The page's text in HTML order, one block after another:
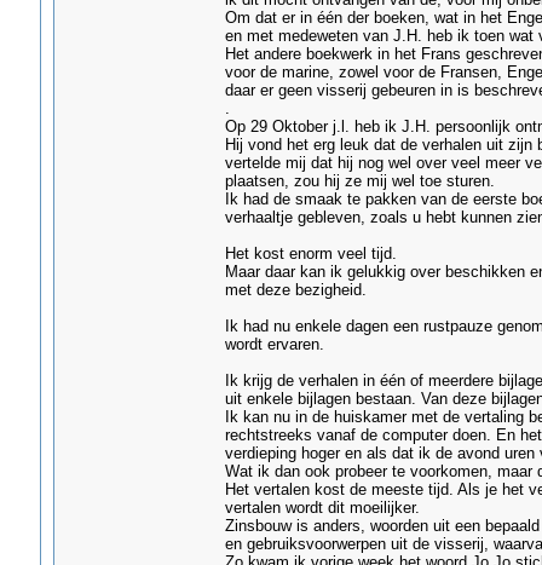
Om dat er in één der boeken, wat in het
en met medeweten van J.H. heb ik toen
Het andere boekwerk in het Frans
voor de marine, zowel voor de Fransen,
daar er geen visserij gebeuren in is
.
Op 29 Oktober j.l. heb ik J.H. persoonlijk
Hij vond het erg leuk dat de verhalen uit zijn
vertelde mij dat hij nog wel over veel meer
plaatsen, zou hij ze mij wel toe sturen.
Ik had de smaak te pakken van de eerste
verhaaltje gebleven, zoals u hebt kunnen
Het kost enorm veel tijd.
Maar daar kan ik gelukkig over beschikken
met deze bezigheid.
Ik had nu enkele dagen een rustpauze
wordt ervaren.
Ik krijg de verhalen in één of meerdere
uit enkele bijlagen bestaan. Van deze
Ik kan nu in de huiskamer met de vertaling
rechtstreeks vanaf de computer doen. En
verdieping hoger en als dat ik de avond
Wat ik dan ook probeer te voorkomen, maar
Het vertalen kost de meeste tijd. Als je het
vertalen wordt dit moeilijker.
Zinsbouw is anders, woorden uit een
en gebruiksvoorwerpen uit de visserij,